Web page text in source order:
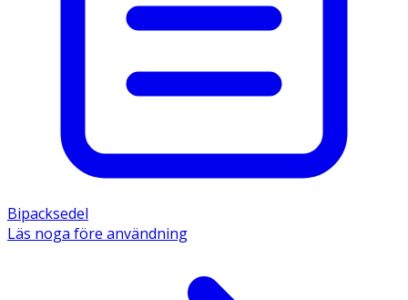
Bipacksedel
Läs noga före användning